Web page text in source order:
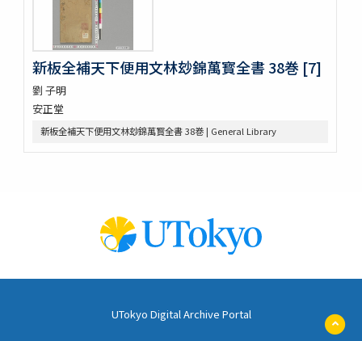
﨑鎮八絶
隠秘録 5巻
上月記外諸家系図
曾文定公全集 20巻首1巻末1巻
矢ひらき聞書
蟇目之口决
中車生死草白露
裝束拾要抄 2巻
新譯大西洋撿夫爾日本志圗解
孟子 14巻
吾妻鏡 52巻 (存51巻)
新板全補天下便用文林玅錦萬寳全書 38巻 [7]
劉 子明
安正堂
新板全補天下便用文林玅錦萬寳全書 38巻 | General Library
UTokyo Digital Archive Portal
ペ